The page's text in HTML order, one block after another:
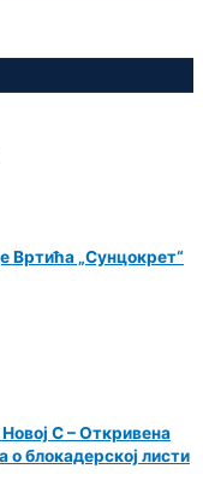
Вртића „Сунцокрет“
С – Откривена
блокадерској листи